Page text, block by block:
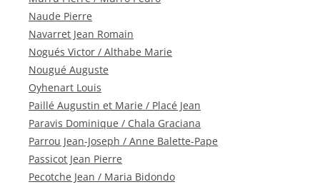
Naude Pierre
Navarret Jean Romain
Nogués Victor / Althabe Marie
Nougué Auguste
Oyhenart Louis
Paillé Augustin et Marie / Placé Jean
Paravis Dominique / Chala Graciana
Parrou Jean-Joseph / Anne Balette-Pape
Passicot Jean Pierre
Pecotche Jean / Maria Bidondo